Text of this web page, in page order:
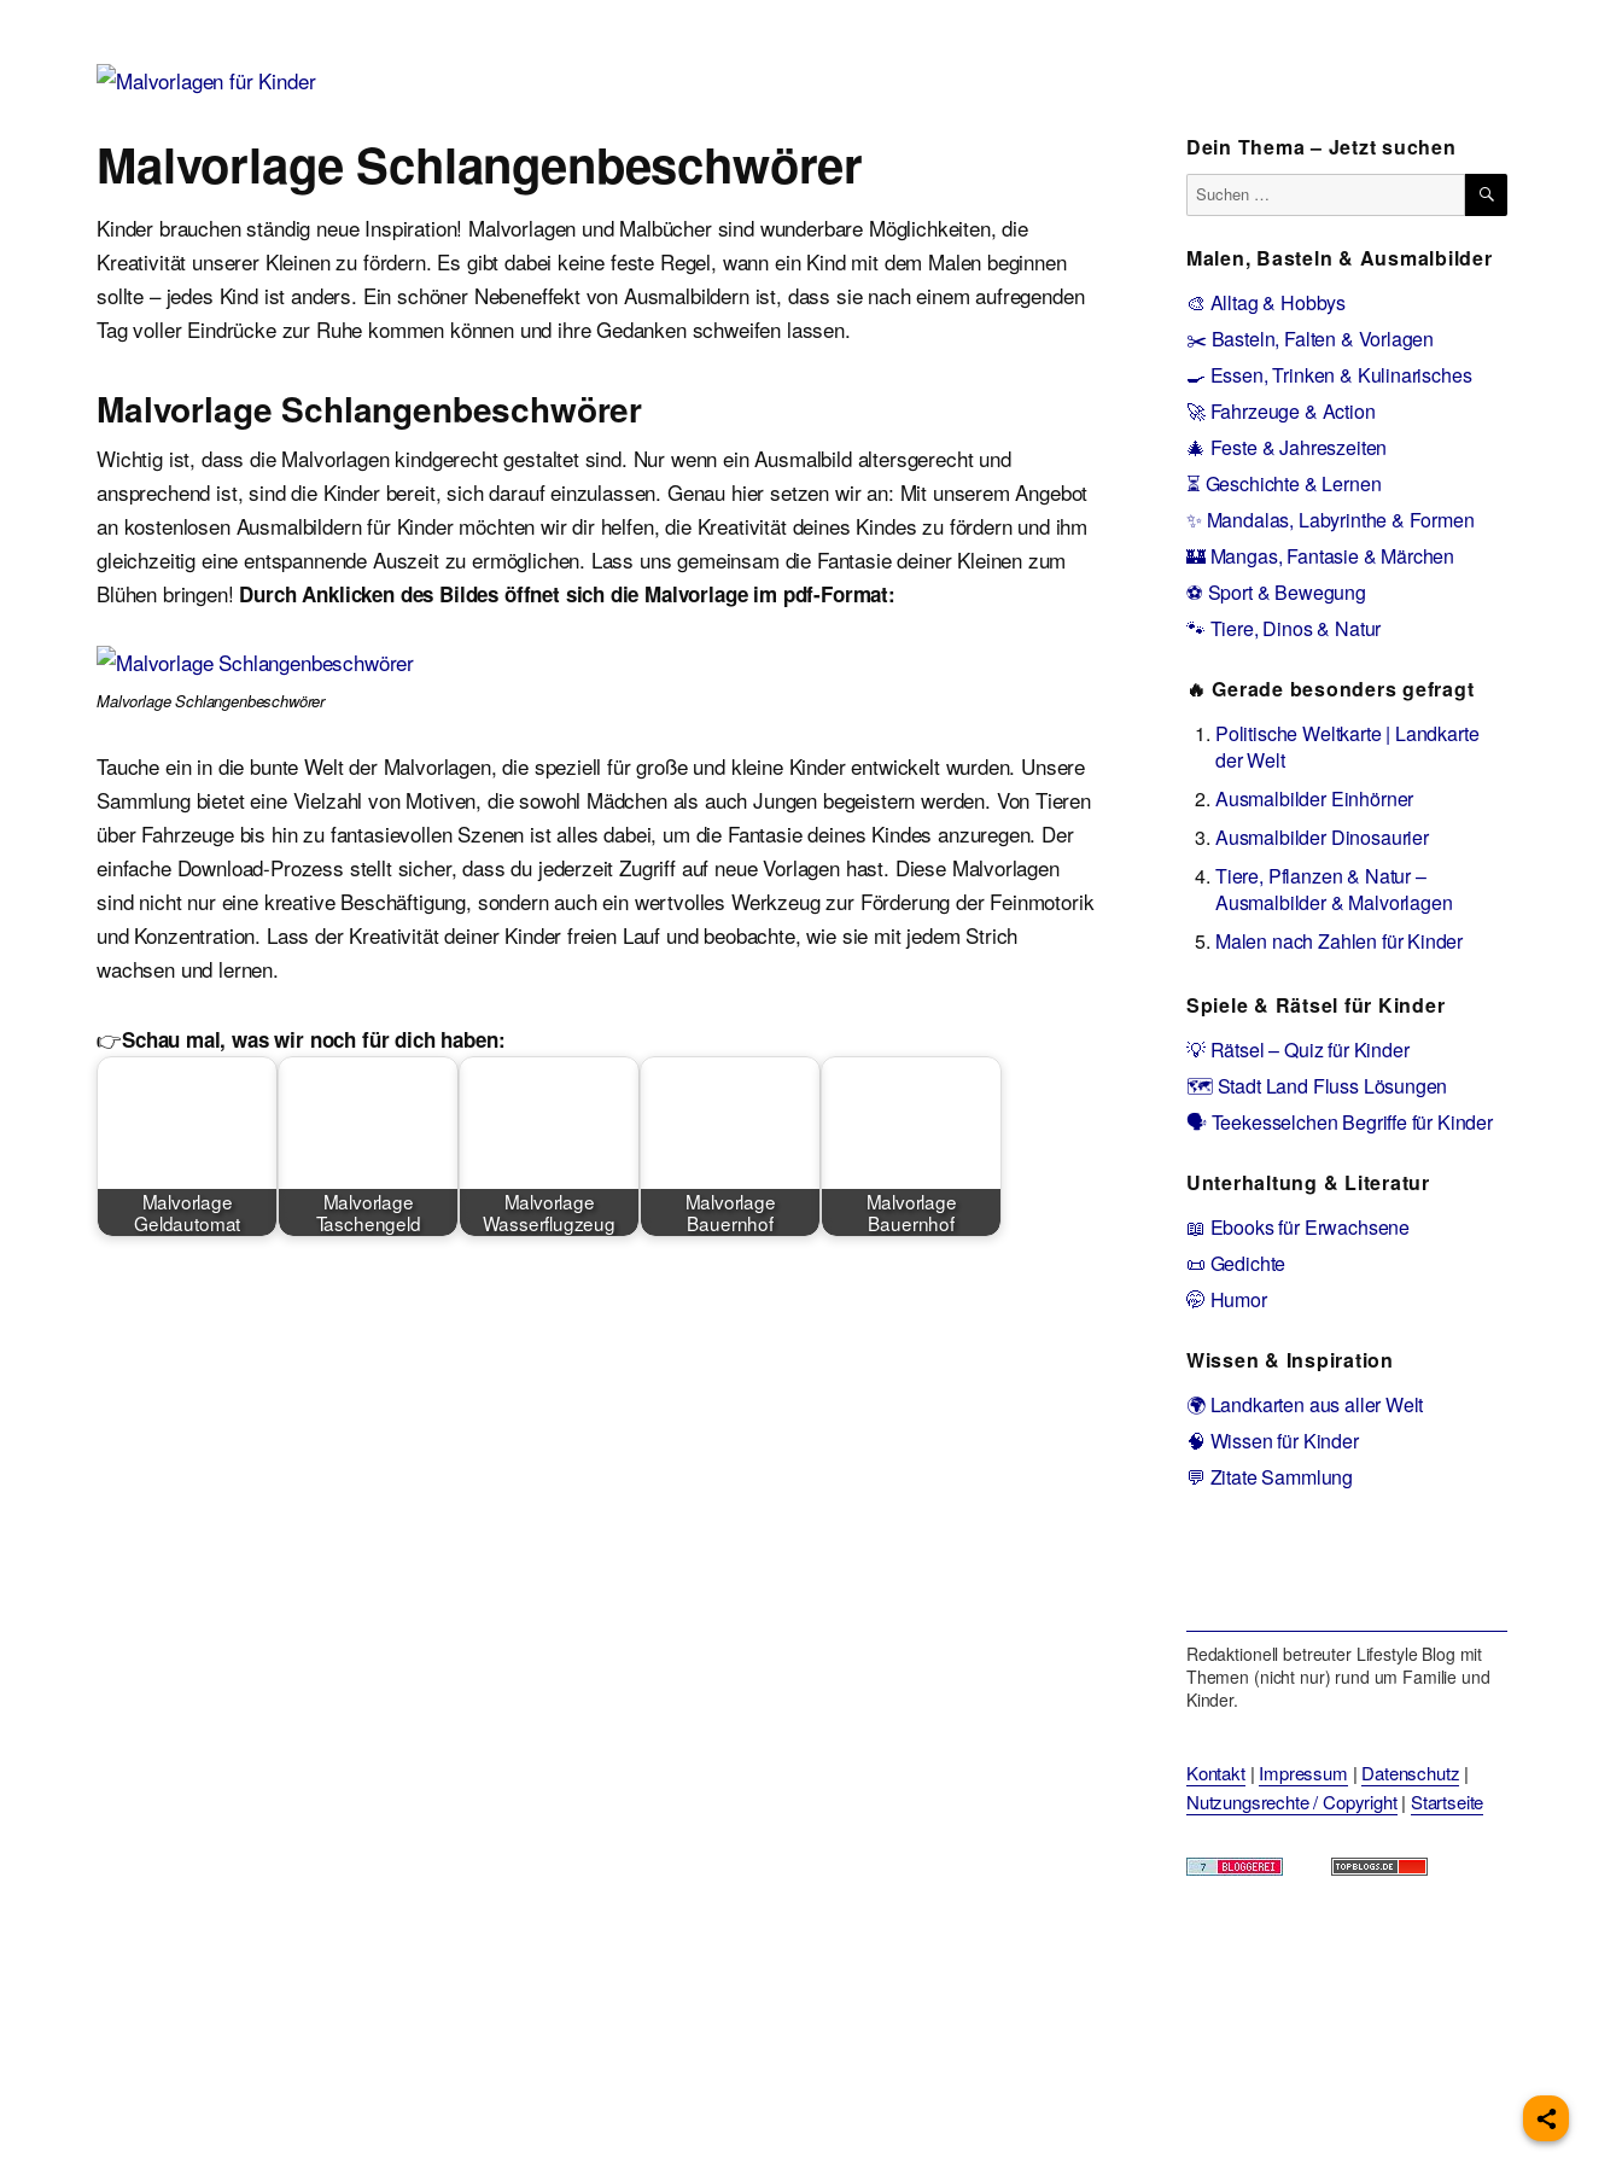
Malvorlage Schlangenbeschwörer
Kinder brauchen ständig neue Inspiration! Malvorlagen und Malbücher sind wunderbare Möglichkeiten, die
Kreativität unserer Kleinen zu fördern. Es gibt dabei keine feste Regel, wann ein Kind mit dem Malen beginnen
sollte – jedes Kind ist anders. Ein schöner Nebeneffekt von Ausmalbildern ist, dass sie nach einem aufregenden
Tag voller Eindrücke zur Ruhe kommen können und ihre Gedanken schweifen lassen.
Malvorlage Schlangenbeschwörer
Wichtig ist, dass die Malvorlagen kindgerecht gestaltet sind. Nur wenn ein Ausmalbild altersgerecht und
ansprechend ist, sind die Kinder bereit, sich darauf einzulassen. Genau hier setzen wir an: Mit unserem Angebot
an kostenlosen Ausmalbildern für Kinder möchten wir dir helfen, die Kreativität deines Kindes zu fördern und ihm
gleichzeitig eine entspannende Auszeit zu ermöglichen. Lass uns gemeinsam die Fantasie deiner Kleinen zum
Blühen bringen! Durch Anklicken des Bildes öffnet sich die Malvorlage im pdf-Format:
Malvorlage Schlangenbeschwörer
Tauche ein in die bunte Welt der Malvorlagen, die speziell für große und kleine Kinder entwickelt wurden. Unsere
Sammlung bietet eine Vielzahl von Motiven, die sowohl Mädchen als auch Jungen begeistern werden. Von Tieren
über Fahrzeuge bis hin zu fantasievollen Szenen ist alles dabei, um die Fantasie deines Kindes anzuregen. Der
einfache Download-Prozess stellt sicher, dass du jederzeit Zugriff auf neue Vorlagen hast. Diese Malvorlagen
sind nicht nur eine kreative Beschäftigung, sondern auch ein wertvolles Werkzeug zur Förderung der Feinmotorik
und Konzentration. Lass der Kreativität deiner Kinder freien Lauf und beobachte, wie sie mit jedem Strich
wachsen und lernen.
👉Schau mal, was wir noch für dich haben:
Malvorlage
Geldautomat
Malvorlage
Taschengeld
Malvorlage
Wasserflugzeug
Malvorlage
Bauernhof
Malvorlage
Bauernhof
Dein Thema – Jetzt suchen
Suchen
nach:
SUCHEN
Malen, Basteln & Ausmalbilder
🎨 Alltag & Hobbys
✂️ Basteln, Falten & Vorlagen
🍳 Essen, Trinken & Kulinarisches
🚀 Fahrzeuge & Action
🎄 Feste & Jahreszeiten
⏳ Geschichte & Lernen
✨ Mandalas, Labyrinthe & Formen
🏰 Mangas, Fantasie & Märchen
⚽ Sport & Bewegung
🐾 Tiere, Dinos & Natur
🔥 Gerade besonders gefragt
Politische Weltkarte | Landkarte
der Welt
Ausmalbilder Einhörner
Ausmalbilder Dinosaurier
Tiere, Pflanzen & Natur –
Ausmalbilder & Malvorlagen
Malen nach Zahlen für Kinder
Spiele & Rätsel für Kinder
💡 Rätsel – Quiz für Kinder
🗺️ Stadt Land Fluss Lösungen
🗣️ Teekesselchen Begriffe für Kinder
Unterhaltung & Literatur
📖 Ebooks für Erwachsene
📜 Gedichte
🤭 Humor
Wissen & Inspiration
🌍 Landkarten aus aller Welt
🧠 Wissen für Kinder
💬 Zitate Sammlung
Redaktionell betreuter Lifestyle Blog mit
Themen (nicht nur) rund um Familie und
Kinder.
Kontakt| Impressum | Datenschutz |
Nutzungsrechte / Copyright| Startseite